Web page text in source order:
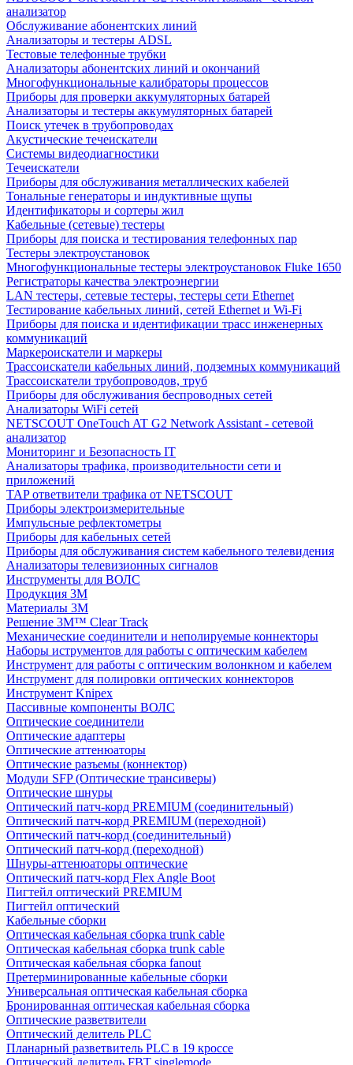
анализатор
Обслуживание абонентских линий
Анализаторы и тестеры ADSL
Тестовые телефонные трубки
Анализаторы абонентских линий и окончаний
Многофункциональные калибраторы процессов
Приборы для проверки аккумуляторных батарей
Анализаторы и тестеры аккумуляторных батарей
Поиск утечек в трубопроводах
Акустические течеискатели
Системы видеодиагностики
Течеискатели
Приборы для обслуживания металлических кабелей
Тональные генераторы и индуктивные щупы
Идентификаторы и сортеры жил
Кабельные (сетевые) тестеры
Приборы для поиска и тестирования телефонных пар
Тестеры электроустановок
Многофункциональные тестеры электроустановок Fluke 1650
Регистраторы качества электроэнергии
LAN тестеры, сетевые тестеры, тестеры сети Ethernet
Тестирование кабельных линий, сетей Ethernet и Wi-Fi
Приборы для поиска и идентификации трасс инженерных
коммуникаций
Маркероискатели и маркеры
Трассоискатели кабельных линий, подземных коммуникаций
Трассоискатели трубопроводов, труб
Приборы для обслуживания беспроводных сетей
Анализаторы WiFi сетей
NETSCOUT OneTouch AT G2 Network Assistant - сетевой
анализатор
Мониторинг и Безопасность IT
Анализаторы трафика, производительности сети и
приложений
TAP ответвители трафика от NETSCOUT
Приборы электроизмерительные
Импульсные рефлектометры
Приборы для кабельных сетей
Приборы для обслуживания систем кабельного телевидения
Анализаторы телевизионных сигналов
Инструменты для ВОЛС
Продукция 3M
Материалы 3М
Решение 3M™ Clear Track
Механические соединители и неполируемые коннекторы
Наборы иструментов для работы с оптическим кабелем
Инструмент для работы с оптическим волонкном и кабелем
Инструмент для полировки оптических коннекторов
Инструмент Knipex
Пассивные компоненты ВОЛС
Оптические соединители
Оптические адаптеры
Оптические аттенюаторы
Оптические разъемы (коннектор)
Модули SFP (Оптические трансиверы)
Оптические шнуры
Оптический патч-корд PREMIUM (соединительный)
Оптический патч-корд PREMIUM (переходной)
Оптический патч-корд (соединительный)
Оптический патч-корд (переходной)
Шнуры-аттенюаторы оптические
Оптический патч-корд Flex Angle Boot
Пигтейл оптический PREMIUM
Пигтейл оптический
Кабельные сборки
Оптическая кабельная сборка trunk cable
Оптическая кабельная сборка trunk cable
Оптическая кабельная сборка fanout
Претерминированные кабельные сборки
Универсальная оптическая кабельная сборка
Бронированная оптическая кабельная сборка
Оптические разветвители
Оптический делитель PLC
Планарный разветвитель PLC в 19 кроссе
Оптический делитель FBT singlemode